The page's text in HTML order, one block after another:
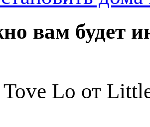
вам будет
Lo от